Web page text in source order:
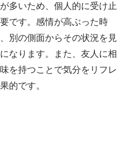
多いため、個人的に受け止
です。感情が高ぶった時
別の側面からその状況を見
なります。また、友人に相
を持つことで気分をリフレ
的です。